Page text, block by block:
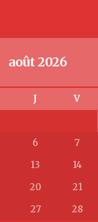
août 2026
J V
6 7
13 14
20 21
27 28